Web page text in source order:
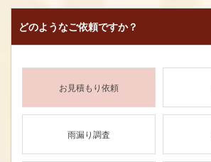
どのようなご依頼ですか？
お見積もり依頼
雨漏り調査